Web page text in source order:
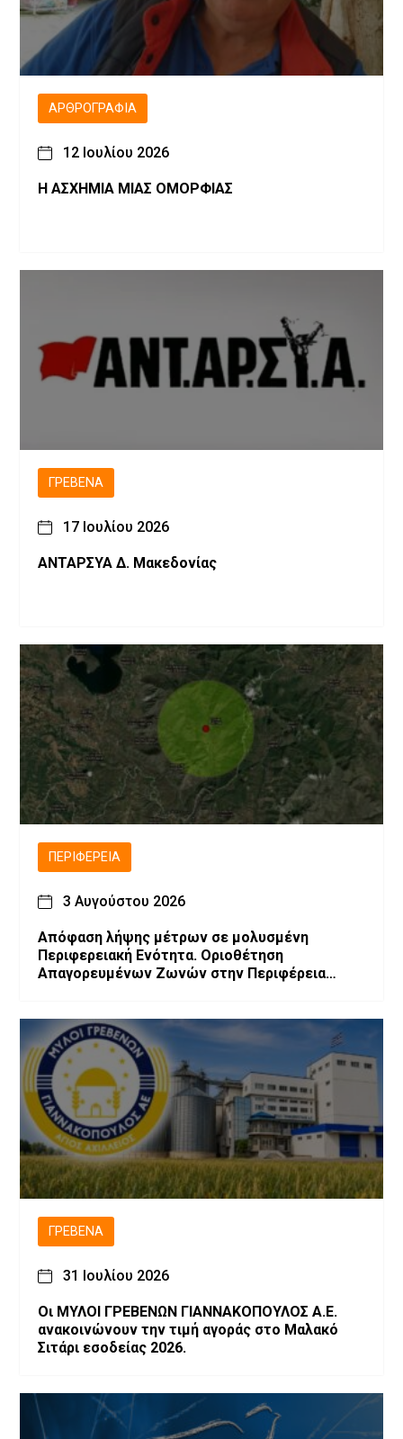
ΑΡΘΡΟΓΡΑΦΊΑ
12 Ιουλίου 2026
Η ΑΣΧΗΜΙΑ ΜΙΑΣ ΟΜΟΡΦΙΑΣ
ΓΡΕΒΕΝΆ
17 Ιουλίου 2026
ΑΝΤΑΡΣΥΑ Δ. Μακεδονίας
ΠΕΡΙΦΈΡΕΙΑ
3 Αυγούστου 2026
Απόφαση λήψης μέτρων σε μολυσμένη
Περιφερειακή Ενότητα. Οριοθέτηση
Απαγορευμένων Ζωνών στην Περιφέρεια
ΓΡΕΒΕΝΆ
31 Ιουλίου 2026
Οι ΜΥΛΟΙ ΓΡΕΒΕΝΩΝ ΓΙΑΝΝΑΚΟΠΟΥΛΟΣ Α.Ε.
ανακοινώνουν την τιμή αγοράς στο Μαλακό
Σιτάρι εσοδείας 2026.